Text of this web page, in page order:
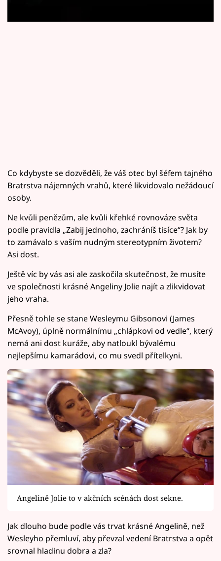
Sledujte prima+
Co kdybyste se dozvěděli, že váš otec byl šéfem tajného
Bratrstva nájemných vrahů, které likvidovalo nežádoucí
osoby.
Ne kvůli penězům, ale kvůli křehké rovnováze světa
podle pravidla „Zabij jednoho, zachráníš tisíce“? Jak by
to zamávalo s vaším nudným stereotypním životem?
Asi dost.
Ještě víc by vás asi ale zaskočila skutečnost, že musíte
ve společnosti krásné Angeliny Jolie najít a zlikvidovat
jeho vraha.
Přesně tohle se stane Wesleymu Gibsonovi (James
McAvoy), úplně normálnímu „chlápkovi od vedle“, který
nemá ani dost kuráže, aby natloukl bývalému
nejlepšímu kamarádovi, co mu svedl přítelkyni.
Angelině Jolie to v akčních scénách dost sekne.
Jak dlouho bude podle vás trvat krásné Angelině, než
Wesleyho přemluví, aby převzal vedení Bratrstva a opět
srovnal hladinu dobra a zla?